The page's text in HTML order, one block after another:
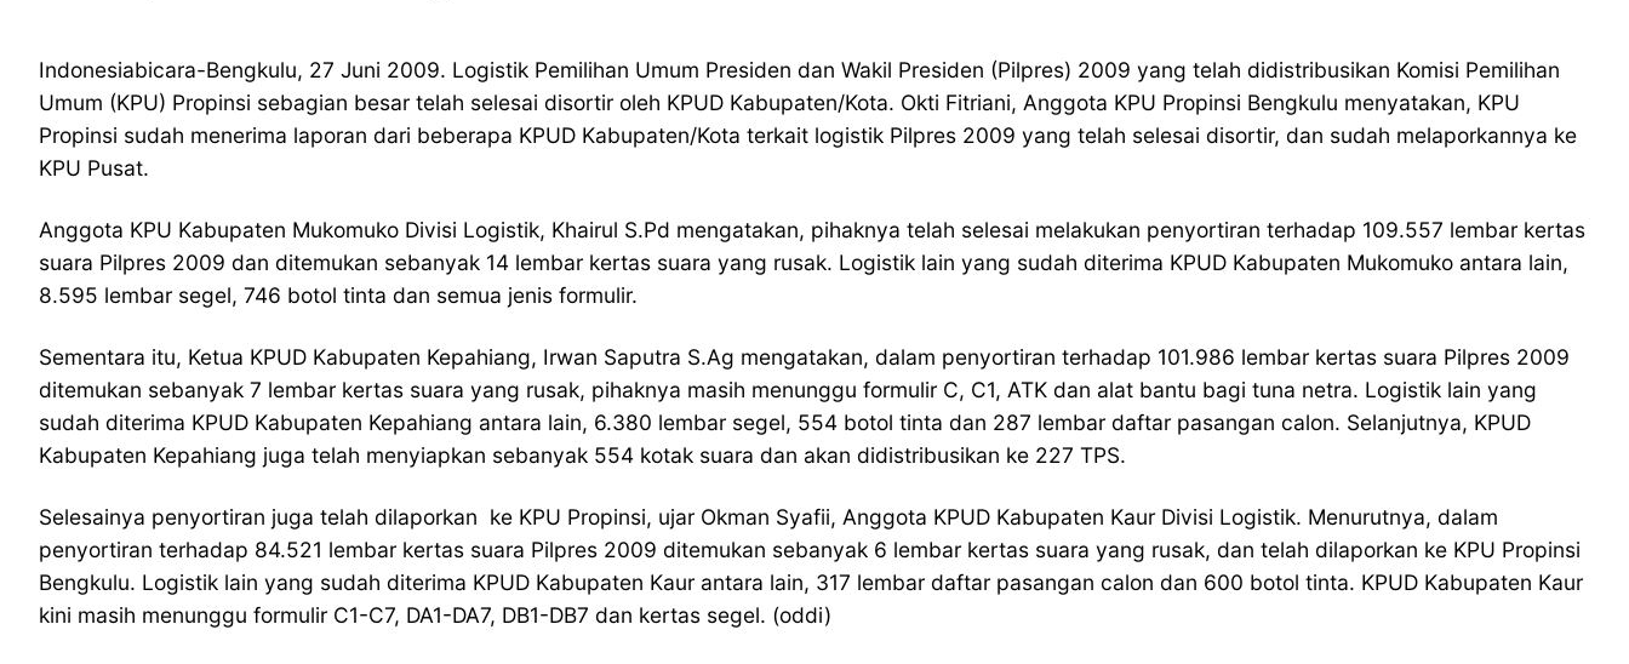
Indonesiabicara-Bengkulu, 27 Juni 2009. Logistik Pemilihan Umum Presiden dan Wakil Presiden (Pilpres) 2009 yang telah didistribusikan Komisi Pemilihan
Umum (KPU) Propinsi sebagian besar telah selesai disortir oleh KPUD Kabupaten/Kota. Okti Fitriani, Anggota KPU Propinsi Bengkulu menyatakan, KPU
Propinsi sudah menerima laporan dari beberapa KPUD Kabupaten/Kota terkait logistik Pilpres 2009 yang telah selesai disortir, dan sudah melaporkannya ke
KPU Pusat.
Anggota KPU Kabupaten Mukomuko Divisi Logistik, Khairul S.Pd mengatakan, pihaknya telah selesai melakukan penyortiran terhadap 109.557 lembar kertas
suara Pilpres 2009 dan ditemukan sebanyak 14 lembar kertas suara yang rusak. Logistik lain yang sudah diterima KPUD Kabupaten Mukomuko antara lain,
8.595 lembar segel, 746 botol tinta dan semua jenis formulir.
Sementara itu, Ketua KPUD Kabupaten Kepahiang, Irwan Saputra S.Ag mengatakan, dalam penyortiran terhadap 101.986 lembar kertas suara Pilpres 2009
ditemukan sebanyak 7 lembar kertas suara yang rusak, pihaknya masih menunggu formulir C, C1, ATK dan alat bantu bagi tuna netra. Logistik lain yang
sudah diterima KPUD Kabupaten Kepahiang antara lain, 6.380 lembar segel, 554 botol tinta dan 287 lembar daftar pasangan calon. Selanjutnya, KPUD
Kabupaten Kepahiang juga telah menyiapkan sebanyak 554 kotak suara dan akan didistribusikan ke 227 TPS.
Selesainya penyortiran juga telah dilaporkan ke KPU Propinsi, ujar Okman Syafii, Anggota KPUD Kabupaten Kaur Divisi Logistik. Menurutnya, dalam
penyortiran terhadap 84.521 lembar kertas suara Pilpres 2009 ditemukan sebanyak 6 lembar kertas suara yang rusak, dan telah dilaporkan ke KPU Propinsi
Bengkulu. Logistik lain yang sudah diterima KPUD Kabupaten Kaur antara lain, 317 lembar daftar pasangan calon dan 600 botol tinta. KPUD Kabupaten Kaur
kini masih menunggu formulir C1-C7, DA1-DA7, DB1-DB7 dan kertas segel. (oddi)